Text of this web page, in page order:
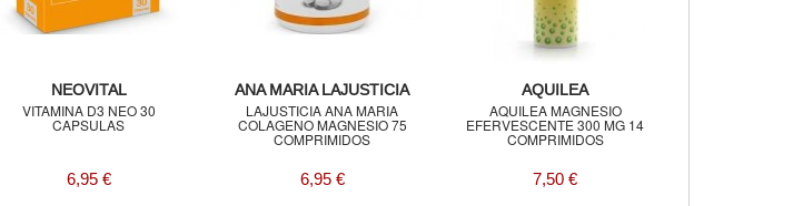
NEOVITAL
VITAMINA D3 NEO 30
CAPSULAS
6,95 €
ANA MARIA LAJUSTICIA
LAJUSTICIA ANA MARIA
COLAGENO MAGNESIO 75
COMPRIMIDOS
6,95 €
AQUILEA
AQUILEA MAGNESIO
EFERVESCENTE 300 MG 14
COMPRIMIDOS
7,50 €